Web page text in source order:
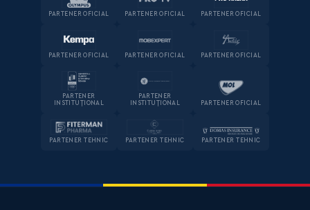
PARTENER OFICIAL PARTENER OFICIAL PARTENER OFICIAL
PARTENER OFICIAL PARTENER OFICIAL PARTENER OFICIAL
PARTENER
INSTITUȚIONAL
PARTENER
INSTITUȚIONAL
PARTENER OFICIAL
PARTENER TEHNIC PARTENER TEHNIC PARTENER TEHNIC